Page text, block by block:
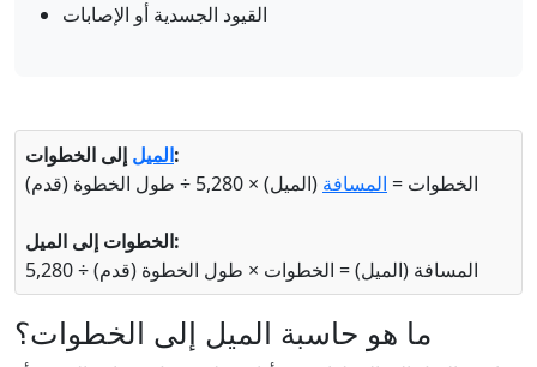
القيود الجسدية أو الإصابات
الميلإلى الخطوات:
الخطوات = المسافة (الميل) × 5,280 ÷ طول الخطوة (قدم)
الخطوات إلى الميل:
المسافة (الميل) = الخطوات × طول الخطوة (قدم) ÷ 5,280
ما هو حاسبة الميل إلى الخطوات؟